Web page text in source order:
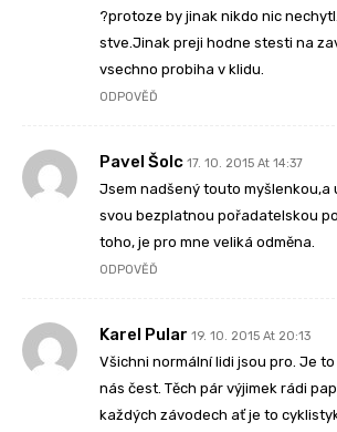
?protoze by jinak nikdo nic
stve.Jinak preji hodne stesti na
vsechno probiha v klidu.
ODPOVĚĎ
Pavel Šolc 17. 10. 2015 At 14:37
Jsem nadšený touto myšlenkou,a
svou bezplatnou pořadatelskou
toho, je pro mne veliká odměna.
ODPOVĚĎ
Karel Pular 19. 10. 2015 At 20:13
Všichni normální lidi jsou pro. Je
nás čest. Těch pár výjimek rádi
každých závodech ať je to